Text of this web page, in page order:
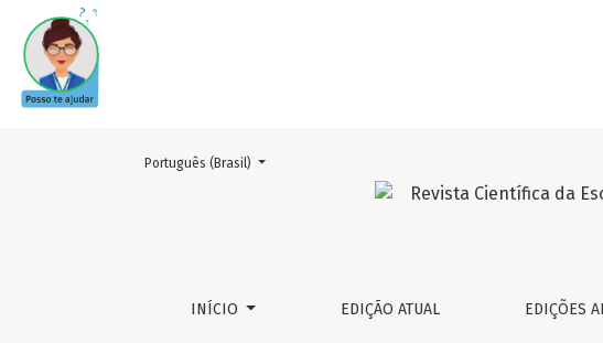
ANÁLISE DAS NOTIFICAÇÕES DE EVENTOS ATRIBUÍVEIS À
INÍCIO EDIÇÃO ATUAL EDIÇÕES
Mudar o idioma. O atual é:
Português (Brasil)